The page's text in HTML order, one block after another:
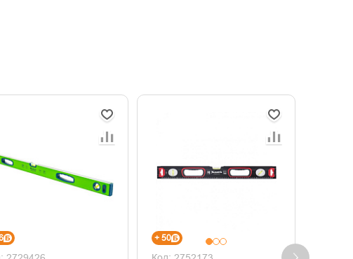
+ 50